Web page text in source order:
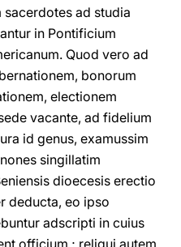
ad studia
in Pontificium
Quod vero ad
bonorum
electionem
vacante, ad fidelium
id genus, examussim
singillatim
dioecesis erectio
deducta, eo ipso
adscripti in cuius
officium ; reliqui autem